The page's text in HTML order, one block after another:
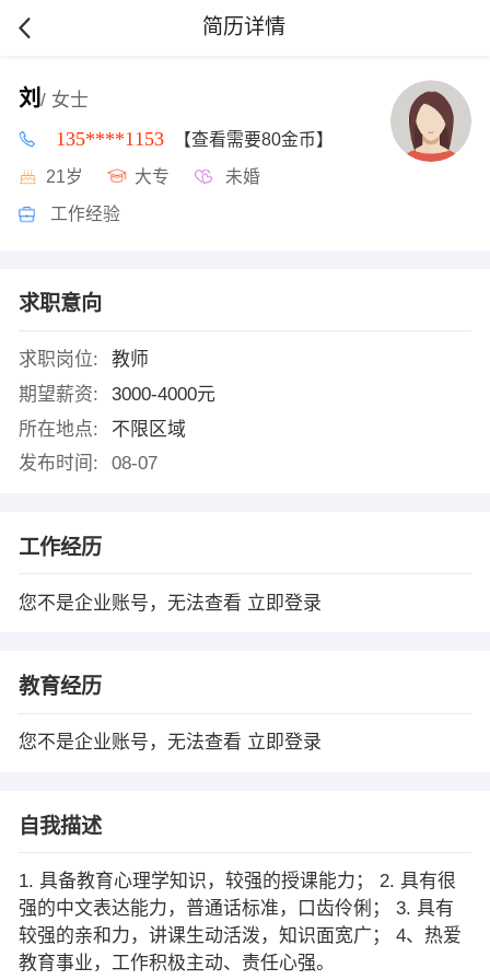
简历详情
刘 / 女士
135****1153 【查看需要80金币】
21岁 大专 未婚
工作经验
求职意向
求职岗位:
教师
期望薪资:
3000-4000元
所在地点:
不限区域
发布时间:
08-07
工作经历
您不是企业账号，无法查看 立即登录
教育经历
您不是企业账号，无法查看 立即登录
自我描述
1. 具备教育心理学知识，较强的授课能力； 2. 具有很
强的中文表达能力，普通话标准，口齿伶俐； 3. 具有
较强的亲和力，讲课生动活泼，知识面宽广； 4、热爱
教育事业，工作积极主动、责任心强。